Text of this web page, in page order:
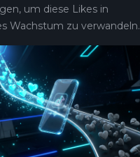
um diese Likes in
Wachstum zu verwandeln.